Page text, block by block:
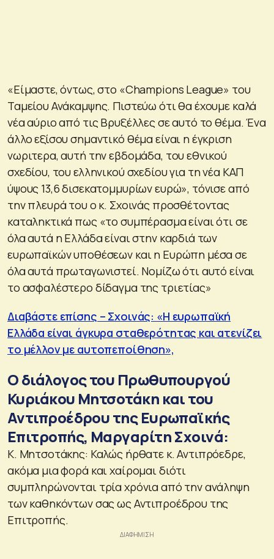
«Είμαστε, όντως, στο «Champions League» του
Ταμείου Ανάκαμψης. Πιστεύω ότι θα έχουμε καλά
νέα αύριο από τις Βρυξέλλες σε αυτό το θέμα. Ένα
άλλο εξίσου σημαντικό θέμα είναι η έγκριση
νωριτερα, αυτή την εβδομάδα, του εθνικού
σχεδίου, του ελληνικού σχεδίου για τη νέα ΚΑΠ
ύψους 13,6 δισεκατομμυρίων ευρώ», τόνισε από
την πλευρά του ο κ. Σχοινάς προσθέτοντας
καταληκτικά πως «το συμπέρασμα είναι ότι σε
όλα αυτά η Ελλάδα είναι στην καρδιά των
ευρωπαϊκών υποθέσεων και η Ευρώπη μέσα σε
όλα αυτά πρωταγωνιστεί. Νομίζω ότι αυτό είναι
το ασφαλέστερο δίδαγμα της τριετίας»
Διαβάστε επίσης – Σχοινάς: «Η ευρωπαϊκή
Ελλάδα είναι άγκυρα σταθερότητας και ατενίζει
το μέλλον με αυτοπεποίθηση»,
Ο διάλογος του Πρωθυπουργού
Κυριάκου Μητσοτάκη και του
Αντιπροέδρου της Ευρωπαϊκής
Επιτροπής, Μαργαρίτη Σχοινά:
Κ. Μητσοτάκης: Καλώς ήρθατε κ. Αντιπρόεδρε,
ακόμα μια φορά και χαίρομαι διότι
συμπληρώνονται τρία χρόνια από την ανάληψη
των καθηκόντων σας ως Αντιπροέδρου της
Επιτροπής.